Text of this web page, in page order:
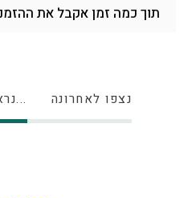
תוך כמה זמן אקבל את
נראה לנו שתאהבו גם... נצפו לאחרונה